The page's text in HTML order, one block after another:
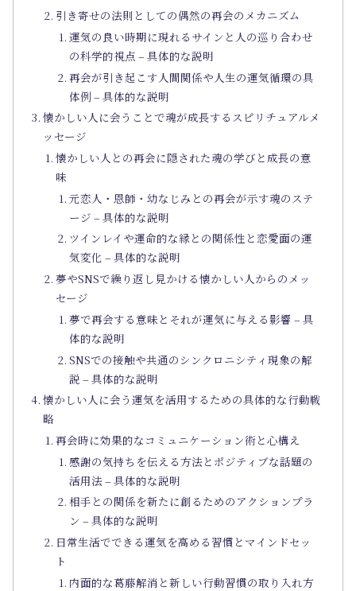
引き寄せの法則としての偶然の再会のメカニズム
運気の良い時期に現れるサインと人の巡り合わせ
の科学的視点 – 具体的な説明
再会が引き起こす人間関係や人生の運気循環の具
体例 – 具体的な説明
懐かしい人に会うことで魂が成長するスピリチュアルメ
ッセージ
懐かしい人との再会に隠された魂の学びと成長の意
味
元恋人・恩師・幼なじみとの再会が示す魂のステ
ージ – 具体的な説明
ツインレイや運命的な縁との関係性と恋愛面の運
気変化 – 具体的な説明
夢やSNSで繰り返し見かける懐かしい人からのメッ
セージ
夢で再会する意味とそれが運気に与える影響 – 具
体的な説明
SNSでの接触や共通のシンクロニシティ現象の解
説 – 具体的な説明
懐かしい人に会う運気を活用するための具体的な行動戦
略
再会時に効果的なコミュニケーション術と心構え
感謝の気持ちを伝える方法とポジティブな話題の
活用法 – 具体的な説明
相手との関係を新たに創るためのアクションプラ
ン – 具体的な説明
日常生活でできる運気を高める習慣とマインドセッ
ト
内面的な葛藤解消と新しい行動習慣の取り入れ方